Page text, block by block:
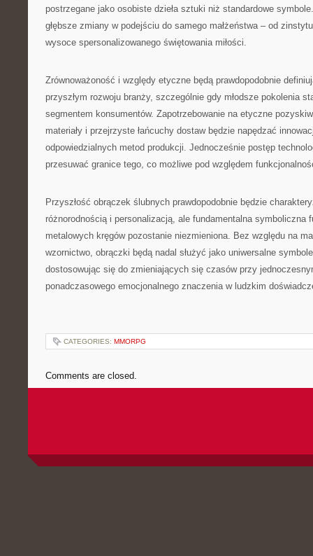
postrzegane jako osobiste dzieła sztuki niż standardowe
głębsze zmiany w podejściu do samego małżeństwa – od
wysoce spersonalizowanego świętowania miłości.
Zrównoważoność i względy etyczne będą prawdopodobnie
przyszłym rozwoju branży, szczególnie gdy młodsze pokolenia
segmentem konsumentów. Zapotrzebowanie na etyczne
materiały i przejrzyste łańcuchy dostaw będzie napędzać
odpowiedzialnych metod produkcji. Jednocześnie postęp
przesuwać granice tego, co możliwe pod względem
Przyszłość obrączek ślubnych prawdopodobnie będzie
różnorodnością i personalizacją, ale fundamentalna symboliczna
metalowych kręgów pozostanie niezmieniona. Bez względu na
wzornictwo, obrączki będą nadal służyć jako uniwersalne
dostosowując się do zmieniających się czasów przy
ponadczasowego emocjonalnego znaczenia w ludzkim
CATEGORIES: MMORPG
Comments are closed.